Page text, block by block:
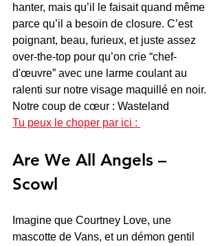
hanter, mais qu’il le faisait quand même
parce qu’il a besoin de closure. C’est
poignant, beau, furieux, et juste assez
over-the-top pour qu’on crie “chef-
d'œuvre” avec une larme coulant au
ralenti sur notre visage maquillé en noir.
Notre coup de cœur : Wasteland
Tu peux le choper par ici :
Are We All Angels –
Scowl
Imagine que Courtney Love, une
mascotte de Vans, et un démon gentil